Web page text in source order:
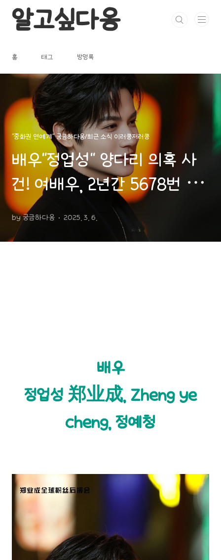
알고싶다옹
홈 태그 방명록
"중화권 연예계" 궁금하다옹/최근 소식 이러쿵저러쿵
배우"정업성" 양다리 의혹 사
건! 여배우, 2년간 5678번 배
신당했다고 폭로, 우울증 약 복
용 중..ㄷㄷ
by 궁금하다옹 2025. 3. 6.
배우
정업성 郑业成, Zheng ye
cheng, 정예청